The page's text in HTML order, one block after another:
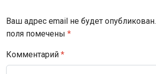
Ваш адрес email не будет опубликован.
поля помечены *
Комментарий *